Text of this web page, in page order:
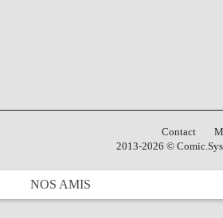
Contact
2013-2026 ©
NOS AMIS